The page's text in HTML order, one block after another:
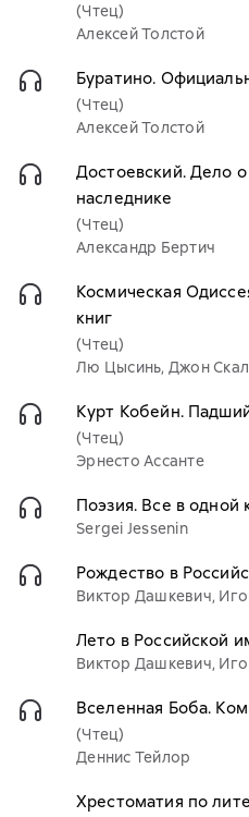
(Чтец)
Алексей Толстой
Буратино.
(Чтец)
Алексей Толстой
Достоевский. Дело
наследнике
(Чтец)
Александр Бертич
Космическая
книг
(Чтец)
Лю Цысинь, Джон
Курт Кобейн.
(Чтец)
Эрнесто Ассанте
Поэзия. Все в одной
Sergei Jessenin
Рождество в
Виктор Дашкевич,
Лето в Российской
Виктор Дашкевич,
Вселенная Боба.
(Чтец)
Деннис Тейлор
Хрестоматия по